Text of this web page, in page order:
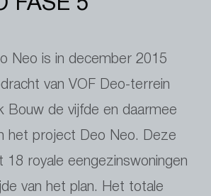
Neo is in december 2015
van VOF Deo-terrein
Bouw de vijfde en daarmee
het project Deo Neo. Deze
royale eengezinswoningen
van het plan. Het totale